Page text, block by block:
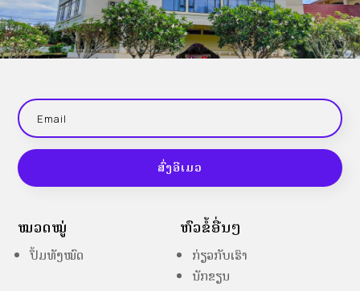
ສົ່ງອີເມວ
ໝວດໝູ່
ປຶ້ມທັງໝົດ
ຫົວຂໍ້ອື່ນໆ
ກ່ຽວກັບເຮົາ
ນັກຂຽນ